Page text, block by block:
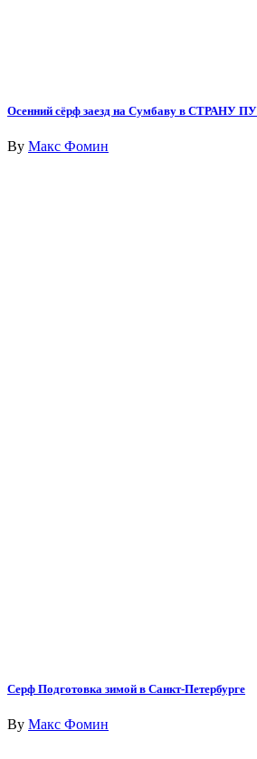
Осенний сёрф заезд на Сумбаву в
By Макс Фомин
Серф Подготовка зимой в Санкт-Петербурге
By Макс Фомин